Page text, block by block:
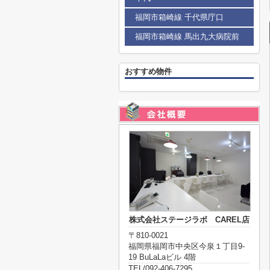
福岡市箱崎線 千代県庁口
福岡市箱崎線 馬出九大病院前
おすすめ物件
株式会社ステージラボ CAREL店
〒810-0021
福岡県福岡市中央区今泉１丁目9-
19 BuLaLaビル 4階